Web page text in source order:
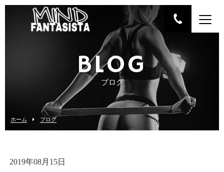
BLOG
ブログ
ホーム ブログ
2019年08月15日